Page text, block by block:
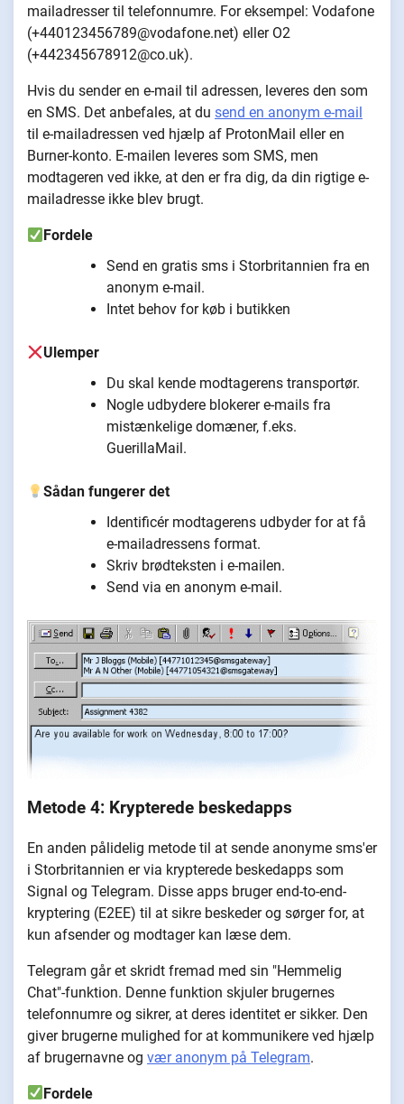
mailadresser til telefonnumre. For eksempel: Vodafone
(+440123456789@vodafone.net) eller O2
(+442345678912@co.uk).
Hvis du sender en e-mail til adressen, leveres den som
en SMS. Det anbefales, at du send en anonym e-mail
til e-mailadressen ved hjælp af ProtonMail eller en
Burner-konto. E-mailen leveres som SMS, men
modtageren ved ikke, at den er fra dig, da din rigtige e-
mailadresse ikke blev brugt.
Fordele
Send en gratis sms i Storbritannien fra en
anonym e-mail.
Intet behov for køb i butikken
Ulemper
Du skal kende modtagerens transportør.
Nogle udbydere blokerer e-mails fra
mistænkelige domæner, f.eks.
GuerillaMail.
Sådan fungerer det
Identificér modtagerens udbyder for at få
e-mailadressens format.
Skriv brødteksten i e-mailen.
Send via en anonym e-mail.
Metode 4: Krypterede beskedapps
En anden pålidelig metode til at sende anonyme sms'er
i Storbritannien er via krypterede beskedapps som
Signal og Telegram. Disse apps bruger end-to-end-
kryptering (E2EE) til at sikre beskeder og sørger for, at
kun afsender og modtager kan læse dem.
Telegram går et skridt fremad med sin "Hemmelig
Chat"-funktion. Denne funktion skjuler brugernes
telefonnumre og sikrer, at deres identitet er sikker. Den
giver brugerne mulighed for at kommunikere ved hjælp
af brugernavne og vær anonym på Telegram.
Fordele